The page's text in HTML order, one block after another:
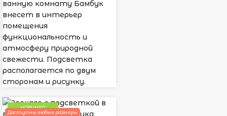
ванную комнату Бамбук
внесет в интерьер
помещения
функциональность и
атмосферу природной
свежести. Подсветка
располагается по двум
сторонам и рисунку.
НОВИНКА
Доступны любые размеры